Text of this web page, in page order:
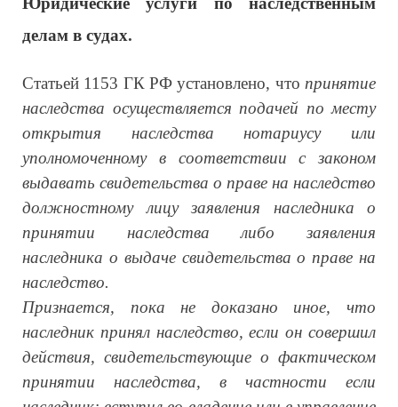
делам в судах.
Статьей 1153 ГК РФ установлено, что принятие
наследства осуществляется подачей по месту
открытия наследства нотариусу или
уполномоченному в соответствии с законом
выдавать свидетельства о праве на наследство
должностному лицу заявления наследника о
принятии наследства либо заявления
наследника о выдаче свидетельства о праве на
наследство.
Признается, пока не доказано иное, что
наследник принял наследство, если он совершил
действия, свидетельствующие о фактическом
принятии наследства, в частности если